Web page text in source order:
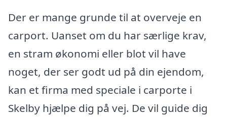
Der er mange grunde til at overveje en
carport. Uanset om du har særlige krav,
en stram økonomi eller blot vil have
noget, der ser godt ud på din ejendom,
kan et firma med speciale i carporte i
Skelby hjælpe dig på vej. De vil guide dig